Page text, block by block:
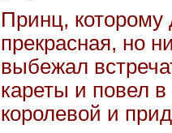
Принц, которому
прекрасная, но
выбежал
кареты и повел
королевой и